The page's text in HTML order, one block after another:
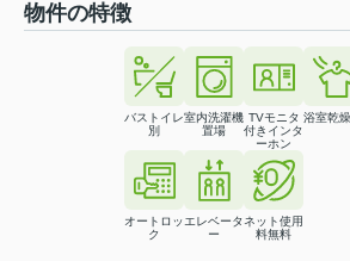
物件の特徴
バストイレ
別
室内洗濯機
置場
TVモニタ
付きインタ
ーホン
浴室乾
オートロッ
ク
エレベータ
ー
ネット使用
料無料